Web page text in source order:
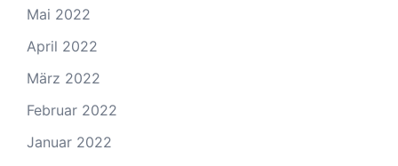
Mai 2022
April 2022
März 2022
Februar 2022
Januar 2022